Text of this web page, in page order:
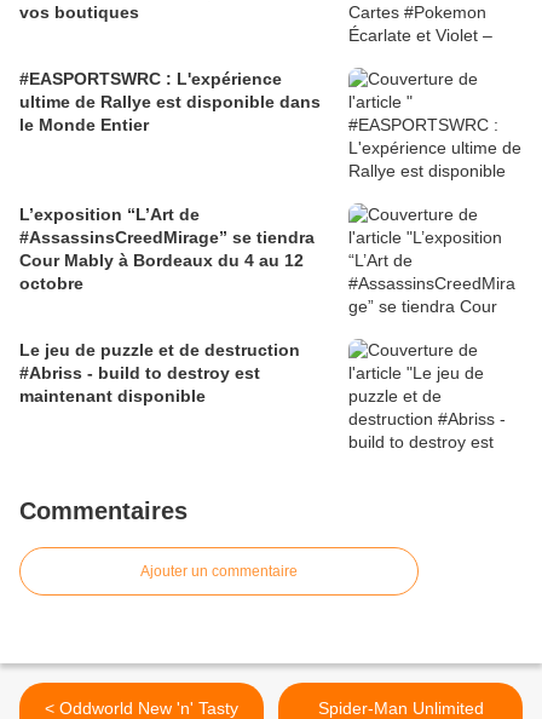
vos boutiques
#EASPORTSWRC : L'expérience
ultime de Rallye est disponible dans
le Monde Entier
L’exposition “L’Art de
#AssassinsCreedMirage” se tiendra
Cour Mably à Bordeaux du 4 au 12
octobre
Le jeu de puzzle et de destruction
#Abriss - build to destroy est
maintenant disponible
Commentaires
Ajouter un commentaire
< Oddworld New 'n' Tasty
Spider-Man Unlimited